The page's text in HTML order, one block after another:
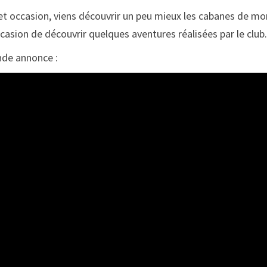
occasion, viens découvrir un peu mieux les cabanes de
de découvrir quelques aventures réalisées par le club.
annonce :